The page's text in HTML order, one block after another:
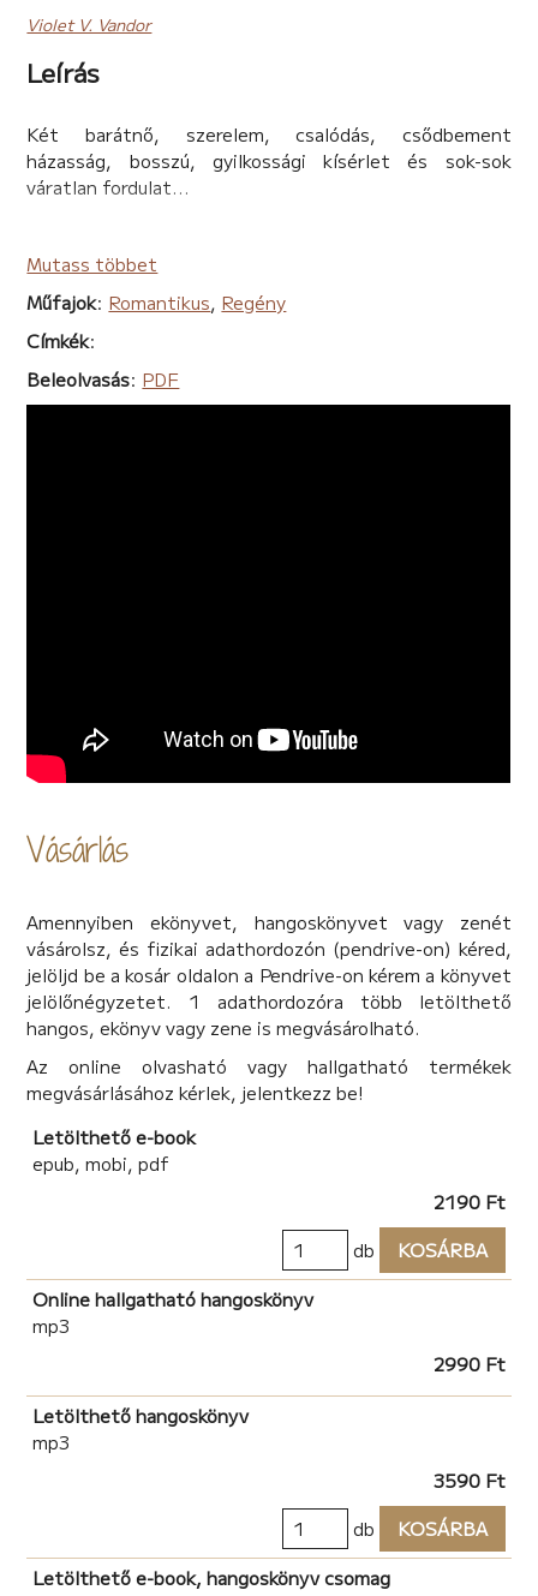
Violet V. Vandor
Leírás
Két barátnő, szerelem, csalódás, csődbement
házasság, bosszú, gyilkossági kísérlet és sok-sok
váratlan fordulat...
Mutass többet
Műfajok: Romantikus, Regény
Címkék:
Beleolvasás: PDF
Vásárlás
Amennyiben ekönyvet, hangoskönyvet vagy zenét
vásárolsz, és fizikai adathordozón (pendrive-on) kéred,
jelöljd be a kosár oldalon a Pendrive-on kérem a könyvet
jelölőnégyzetet. 1 adathordozóra több letölthető
hangos, ekönyv vagy zene is megvásárolható.
Az online olvasható vagy hallgatható termékek
megvásárlásához kérlek, jelentkezz be!
Letölthető e-book
epub, mobi, pdf
2190 Ft
db
KOSÁRBA
Online hallgatható hangoskönyv
mp3
2990 Ft
Letölthető hangoskönyv
mp3
3590 Ft
db
KOSÁRBA
Letölthető e-book, hangoskönyv csomag